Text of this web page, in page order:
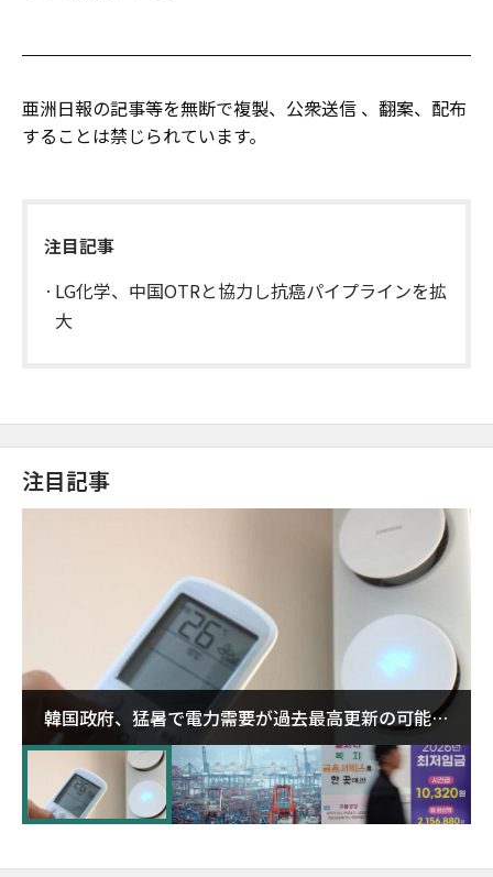
亜洲日報の記事等を無断で複製、公衆送信 、翻案、配布
することは禁じられています。
注目記事
LG化学、中国OTRと協力し抗癌パイプラインを拡
大
注目記事
韓国政府、猛暑で電力需要が過去最高更新の可能性
に需給対応体制を点検